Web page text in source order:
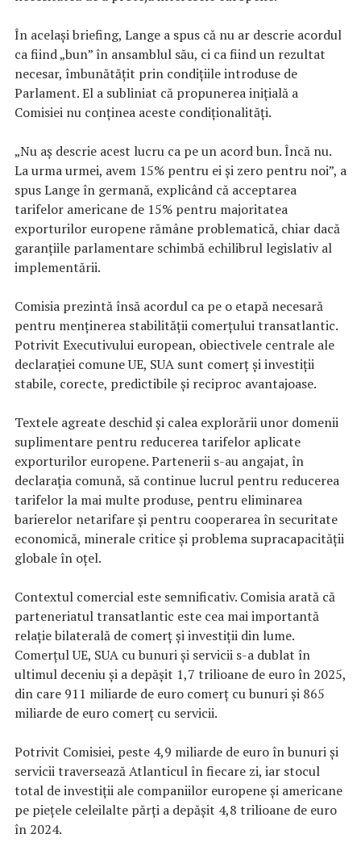
În același briefing, Lange a spus că nu ar descrie acordul
ca fiind „bun” în ansamblul său, ci ca fiind un rezultat
necesar, îmbunătățit prin condițiile introduse de
Parlament. El a subliniat că propunerea inițială a
Comisiei nu conținea aceste condiționalități.
„Nu aș descrie acest lucru ca pe un acord bun. Încă nu.
La urma urmei, avem 15% pentru ei și zero pentru noi”, a
spus Lange în germană, explicând că acceptarea
tarifelor americane de 15% pentru majoritatea
exporturilor europene rămâne problematică, chiar dacă
garanțiile parlamentare schimbă echilibrul legislativ al
implementării.
Comisia prezintă însă acordul ca pe o etapă necesară
pentru menținerea stabilității comerțului transatlantic.
Potrivit Executivului european, obiectivele centrale ale
declarației comune UE, SUA sunt comerț și investiții
stabile, corecte, predictibile și reciproc avantajoase.
Textele agreate deschid și calea explorării unor domenii
suplimentare pentru reducerea tarifelor aplicate
exporturilor europene. Partenerii s-au angajat, în
declarația comună, să continue lucrul pentru reducerea
tarifelor la mai multe produse, pentru eliminarea
barierelor netarifare și pentru cooperarea în securitate
economică, minerale critice și problema supracapacității
globale în oțel.
Contextul comercial este semnificativ. Comisia arată că
parteneriatul transatlantic este cea mai importantă
relație bilaterală de comerț și investiții din lume.
Comerțul UE, SUA cu bunuri și servicii s-a dublat în
ultimul deceniu și a depășit 1,7 trilioane de euro în 2025,
din care 911 miliarde de euro comerț cu bunuri și 865
miliarde de euro comerț cu servicii.
Potrivit Comisiei, peste 4,9 miliarde de euro în bunuri și
servicii traversează Atlanticul în fiecare zi, iar stocul
total de investiții ale companiilor europene și americane
pe piețele celeilalte părți a depășit 4,8 trilioane de euro
în 2024.